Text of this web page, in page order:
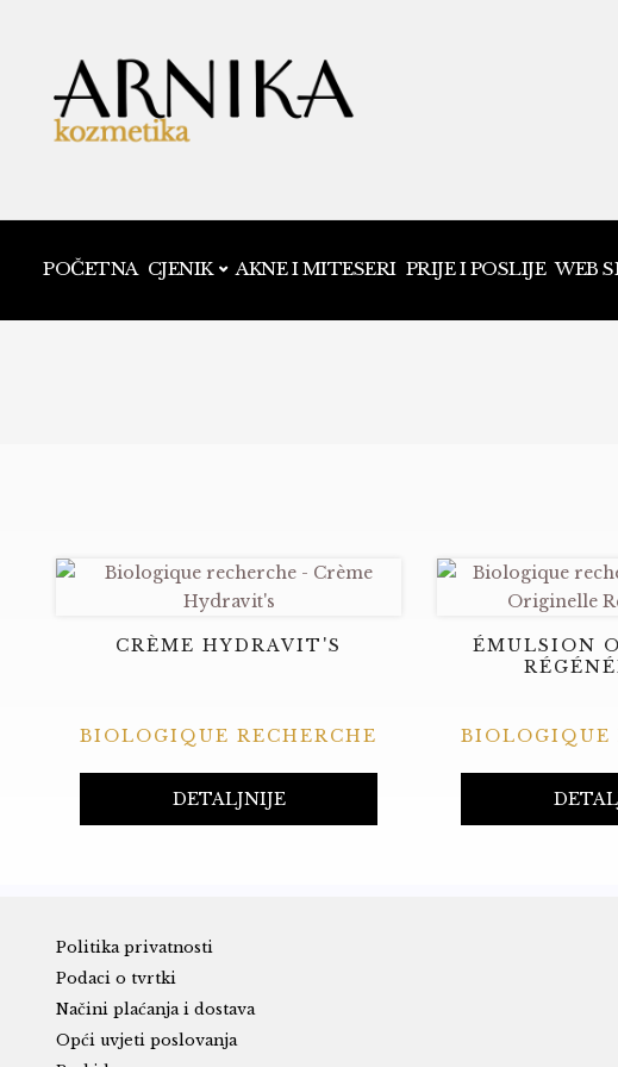
POČETNA CJENIK AKNE I MITESERI PRIJE I POSLIJE WEB
CRÈME HYDRAVIT'S
BIOLOGIQUE RECHERCHE
DETALJNIJE
ÉMULSION
BIOLOGIQUE
Politika privatnosti
Podaci o tvrtki
Načini plaćanja i dostava
Opći uvjeti poslovanja